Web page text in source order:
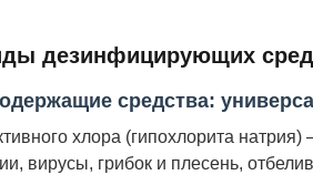
дезинфицирующих
средства:
хлора (гипохлорита
вирусы, грибок и плесень,